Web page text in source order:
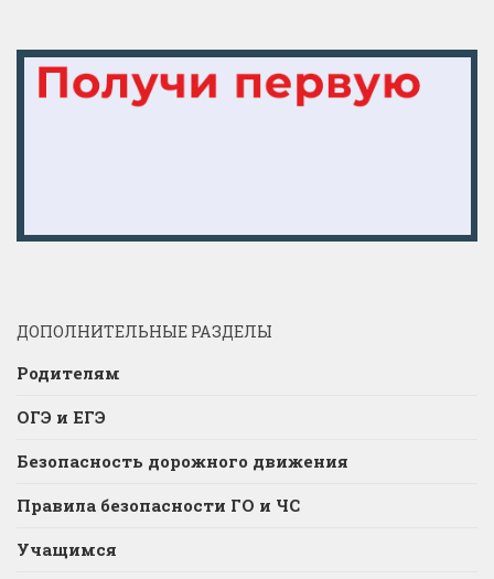
ДОПОЛНИТЕЛЬНЫЕ РАЗДЕЛЫ
Родителям
ОГЭ и ЕГЭ
Безопасность дорожного движения
Правила безопасности ГО и ЧС
Учащимся